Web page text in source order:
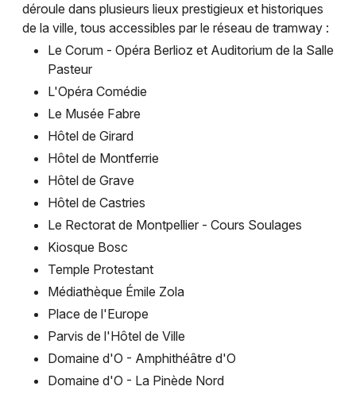
déroule dans plusieurs lieux prestigieux et historiques
de la ville, tous accessibles par le réseau de tramway :
Le Corum - Opéra Berlioz et Auditorium de la Salle
Pasteur
L'Opéra Comédie
Le Musée Fabre
Hôtel de Girard
Hôtel de Montferrie
Hôtel de Grave
Hôtel de Castries
Le Rectorat de Montpellier - Cours Soulages
Kiosque Bosc
Temple Protestant
Médiathèque Émile Zola
Place de l'Europe
Parvis de l'Hôtel de Ville
Domaine d'O - Amphithéâtre d'O
Domaine d'O - La Pinède Nord